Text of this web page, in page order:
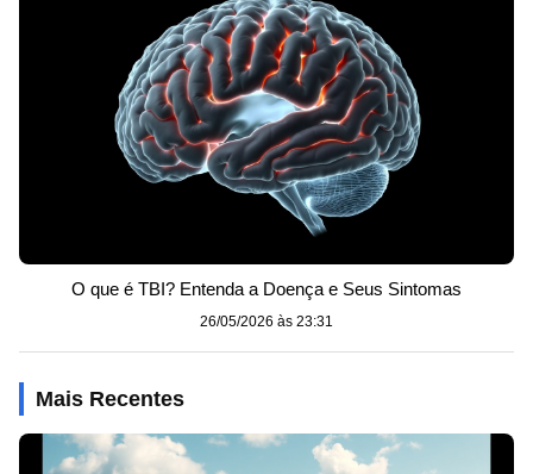
O que é TBI? Entenda a Doença e Seus Sintomas
26/05/2026 às 23:31
Mais Recentes